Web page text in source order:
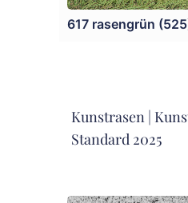
617 rasengrün
Kunstrasen |
Standard 2025